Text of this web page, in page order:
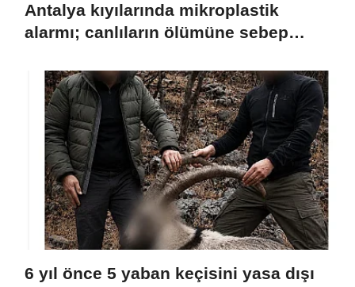
Antalya kıyılarında mikroplastik
alarmı; canlıların ölümüne sebep
6 yıl önce 5 yaban keçisini yasa dışı